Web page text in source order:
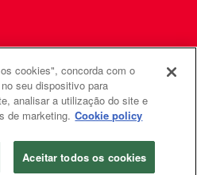
é uma agência da Igreja
Unida
Unidas. Todos os direitos
cookies", concorda com o
seu dispositivo para
analisar a utilização do site e
de marketing. Cookie policy
Aceitar todos os cookies